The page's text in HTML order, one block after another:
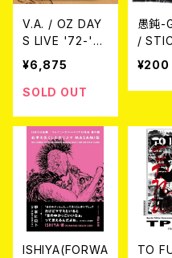
V.A. / OZ DAY
S LIVE '72-'73
Kichijoji The 5
0th Anniversar
y Collection
¥6,875
SOLD OUT
愚鈍-
/
¥200
ISHIYA(FORWA
TO